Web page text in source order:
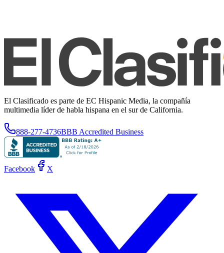
El Clasificado es parte de EC Hispanic Media, la compañía
multimedia líder de habla hispana en el sur de California.
888-277-4736BBB Accredited Business
Facebook X